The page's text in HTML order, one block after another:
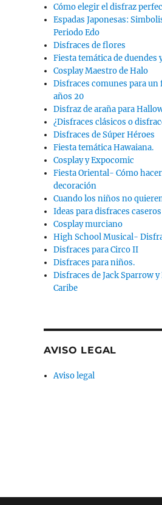
Cómo elegir el disfraz
Espadas Japonesas:
Periodo Edo
Disfraces de flores
Fiesta temática de duendes
Cosplay Maestro de Halo
Disfraces comunes para un
años 20
Disfraz de araña para
¿Disfraces clásicos o
Disfraces de Súper Héroes
Fiesta temática Hawaiana.
Cosplay y Expocomic
Fiesta Oriental- Cómo
decoración
Cuando los niños no
Ideas para disfraces
Cosplay murciano
High School Musical-
Disfraces para Circo II
Disfraces para niños.
Disfraces de Jack Sparrow
Caribe
AVISO LEGAL
Aviso legal